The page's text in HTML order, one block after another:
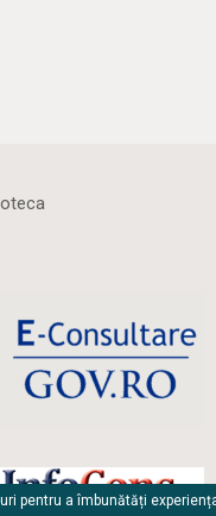
pentru a îmbunătăți